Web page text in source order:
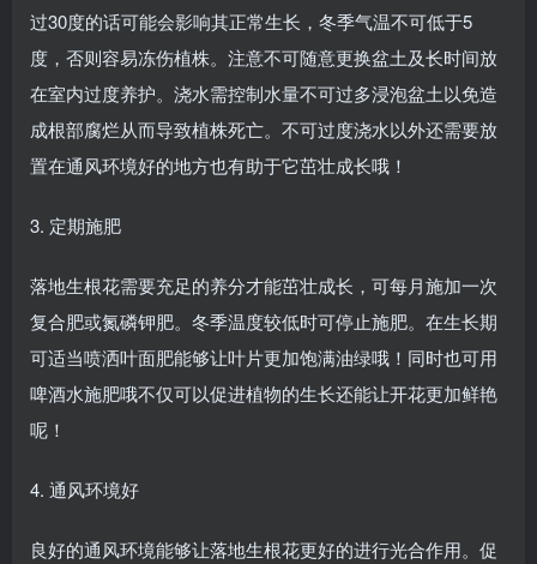
过30度的话可能会影响其正常生长，冬季气温不可低于5
度，否则容易冻伤植株。注意不可随意更换盆土及长时间放
在室内过度养护。浇水需控制水量不可过多浸泡盆土以免造
成根部腐烂从而导致植株死亡。不可过度浇水以外还需要放
置在通风环境好的地方也有助于它茁壮成长哦！
3. 定期施肥
落地生根花需要充足的养分才能茁壮成长，可每月施加一次
复合肥或氮磷钾肥。冬季温度较低时可停止施肥。在生长期
可适当喷洒叶面肥能够让叶片更加饱满油绿哦！同时也可用
啤酒水施肥哦不仅可以促进植物的生长还能让开花更加鲜艳
呢！
4. 通风环境好
良好的通风环境能够让落地生根花更好的进行光合作用。促